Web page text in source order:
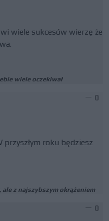
wiele sukcesów wierzę że
wiele oczekiwał
0
przyszłym roku będziesz
ale z najszybszym okrążeniem
0